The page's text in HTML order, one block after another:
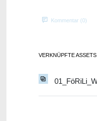
Kommentar (0)
VERKNÜPFTE ASSETS